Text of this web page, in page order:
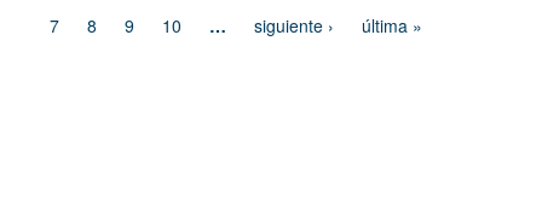
7
8 9 10 … siguiente › última »